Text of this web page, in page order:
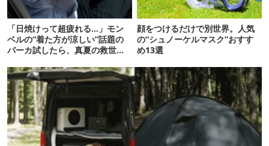
「日焼けって超疲れる…」モン
ベルの“着た方が涼しい”話題の
パーカ試したら、真夏の救世主
顔をつけるだけで別世界。人気
の“シュノーケルマスク”おすす
め13選